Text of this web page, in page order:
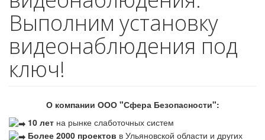
Выполним установку
видеонаблюдения под
ключ!
О компании ООО "Сфера Безопасности":
10 лет на рынке слаботочных систем
Более 2000 проектов в Ульяновской области и других